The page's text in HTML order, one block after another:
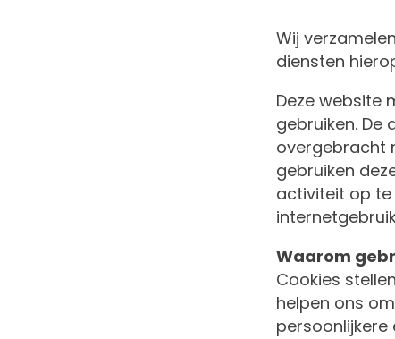
Wij
diensten
Deze website
gebruiken.
overgebracht
gebruiken
activiteit op
Waarom
Cookies
helpen ons
persoonlijkere